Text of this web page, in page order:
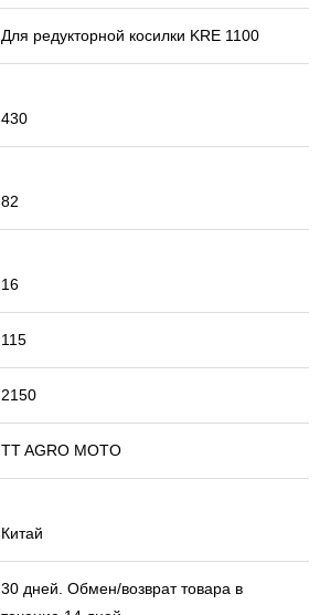
Для редукторной косилки KRE 1100
430
82
16
115
2150
TT AGRO MOTO
Китай
30 дней. Обмен/возврат товара в